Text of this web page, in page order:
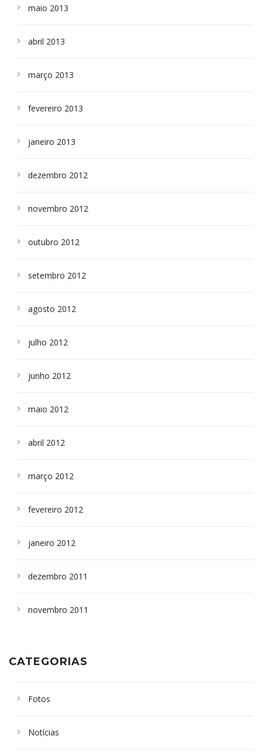
maio 2013
abril 2013
março 2013
fevereiro 2013
janeiro 2013
dezembro 2012
novembro 2012
outubro 2012
setembro 2012
agosto 2012
julho 2012
junho 2012
maio 2012
abril 2012
março 2012
fevereiro 2012
janeiro 2012
dezembro 2011
novembro 2011
CATEGORIAS
Fotos
Notícias